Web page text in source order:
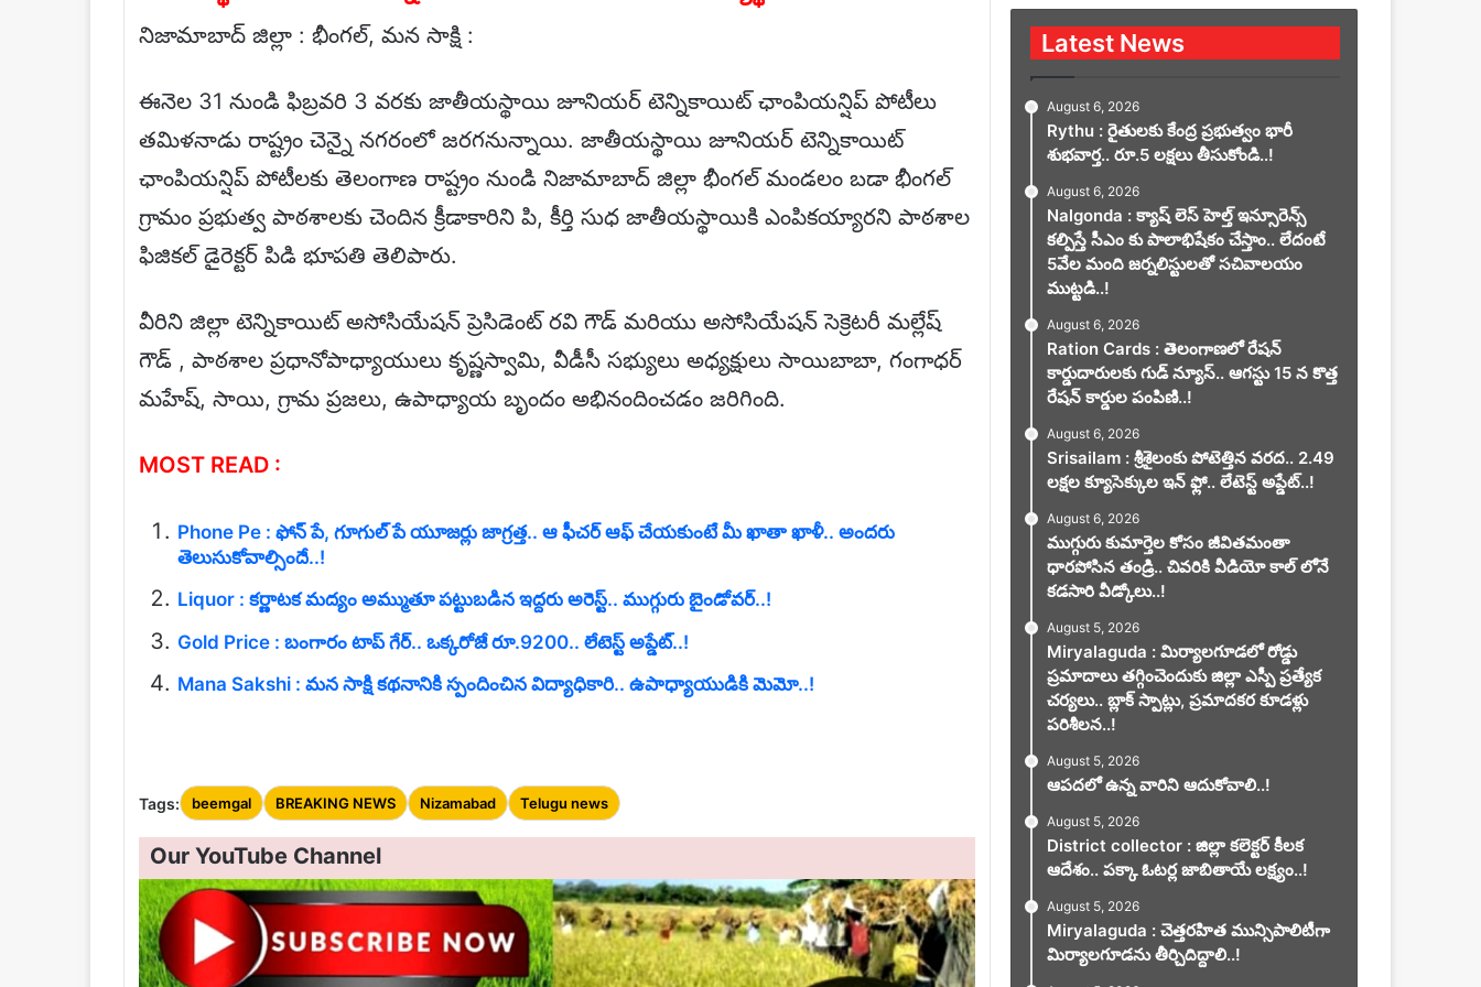
నిజామాబాద్ జిల్లా : భీంగల్, మన సాక్షి :
ఈనెల 31 నుండి ఫిబ్రవరి 3 వరకు జాతీయస్థాయి జూనియర్ టెన్నికాయిట్ ఛాంపియన్షిప్ పోటీలు
తమిళనాడు రాష్ట్రం చెన్నై నగరంలో జరగనున్నాయి. జాతీయస్థాయి జూనియర్ టెన్నికాయిట్
ఛాంపియన్షిప్ పోటీలకు తెలంగాణ రాష్ట్రం నుండి నిజామాబాద్ జిల్లా భీంగల్ మండలం బడా భీంగల్
గ్రామం ప్రభుత్వ పాఠశాలకు చెందిన క్రీడాకారిని పి, కీర్తి సుధ జాతీయస్థాయికి ఎంపికయ్యారని పాఠశాల
ఫిజికల్ డైరెక్టర్ పిడి భూపతి తెలిపారు.
వీరిని జిల్లా టెన్నికాయిట్ అసోసియేషన్ ప్రెసిడెంట్ రవి గౌడ్ మరియు అసోసియేషన్ సెక్రెటరీ మల్లేష్
గౌడ్ , పాఠశాల ప్రధానోపాధ్యాయులు కృష్ణస్వామి, వీడీసీ సభ్యులు అధ్యక్షులు సాయిబాబా, గంగాధర్
మహేష్, సాయి, గ్రామ ప్రజలు, ఉపాధ్యాయ బృందం అభినందించడం జరిగింది.
MOST READ :
Phone Pe : ఫోన్ పే, గూగుల్ పే యూజర్లు జాగ్రత్త.. ఆ ఫీచర్ ఆఫ్ చేయకుంటే మీ ఖాతా ఖాళీ.. అందరు
తెలుసుకోవాల్సిందే..!
Liquor : కర్ణాటక మద్యం అమ్ముతూ పట్టుబడిన ఇద్దరు అరెస్ట్.. ముగ్గురు బైండోవర్..!
Gold Price : బంగారం టాప్ గేర్.. ఒక్కరోజే రూ.9200.. లేటెస్ట్ అప్డేట్..!
Mana Sakshi : మన సాక్షి కథనానికి స్పందించిన విద్యాధికారి.. ఉపాధ్యాయుడికి మెమో..!
Tags: beemgal BREAKING NEWS Nizamabad Telugu news
Our YouTube Channel
Latest News
August 6, 2026
Rythu : రైతులకు కేంద్ర ప్రభుత్వం భారీ
శుభవార్త.. రూ.5 లక్షలు తీసుకోండి..!
August 6, 2026
Nalgonda : క్యాష్ లెస్ హెల్త్ ఇన్సూరెన్స్
కల్పిస్తే సీఎం కు పాలాభిషేకం చేస్తాం.. లేదంటే
5వేల మంది జర్నలిస్టులతో సచివాలయం
ముట్టడి..!
August 6, 2026
Ration Cards : తెలంగాణలో రేషన్
కార్డుదారులకు గుడ్ న్యూస్.. ఆగస్టు 15 న కొత్త
రేషన్ కార్డుల పంపిణి..!
August 6, 2026
Srisailam : శ్రీశైలంకు పోటెత్తిన వరద.. 2.49
లక్షల క్యూసెక్కుల ఇన్ ఫ్లో.. లేటెస్ట్ అప్డేట్..!
August 6, 2026
ముగ్గురు కుమార్తెల కోసం జీవితమంతా
ధారపోసిన తండ్రి.. చివరికి వీడియో కాల్ లోనే
కడసారి వీడ్కోలు..!
August 5, 2026
Miryalaguda : మిర్యాలగూడలో రోడ్డు
ప్రమాదాలు తగ్గించెందుకు జిల్లా ఎస్పీ ప్రత్యేక
చర్యలు.. బ్లాక్ స్పాట్లు, ప్రమాదకర కూడళ్లు
పరిశీలన..!
August 5, 2026
ఆపదలో ఉన్న వారిని ఆదుకోవాలి..!
August 5, 2026
District collector : జిల్లా కలెక్టర్ కీలక
ఆదేశం.. పక్కా ఓటర్ల జాబితాయే లక్ష్యం..!
August 5, 2026
Miryalaguda : చెత్తరహిత మున్సిపాలిటీగా
మిర్యాలగూడను తీర్చిదిద్దాలి..!